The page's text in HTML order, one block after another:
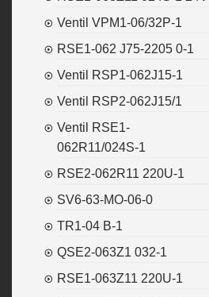
Ventil VPM1-06/32P-1
RSE1-062 J75-2205 0-1
Ventil RSP1-062J15-1
Ventil RSP2-062J15/1
Ventil RSE1-
062R11/024S-1
RSE2-062R11 220U-1
SV6-63-MO-06-0
TR1-04 B-1
QSE2-063Z1 032-1
RSE1-063Z11 220U-1